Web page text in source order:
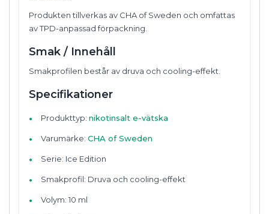
Produkten tillverkas av CHA of Sweden och omfattas
av TPD-anpassad förpackning.
Smak / Innehåll
Smakprofilen består av druva och cooling-effekt.
Specifikationer
Produkttyp: nikotinsalt e-vätska
Varumärke: CHA of Sweden
Serie: Ice Edition
Smakprofil: Druva och cooling-effekt
Volym: 10 ml